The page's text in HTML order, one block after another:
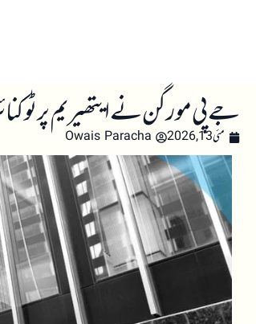
جے پی مورگن نے ایتھیریم پر
مئی 13, 2026 Owais Paracha